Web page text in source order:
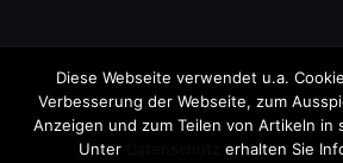
Copyright © 2026
Diese Webseite verwendet u.a.
Verbesserung der Webseite, zum
Anzeigen und zum Teilen von Artikeln in
Unter
erhalten Sie